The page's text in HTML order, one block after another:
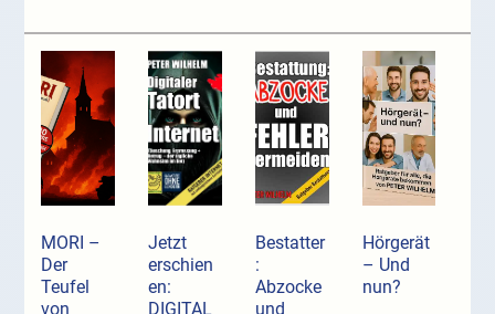
MORI –
Der
Teufel
von
Jetzt
erschien
en:
DIGITAL
Bestatter
:
Abzocke
und
Hörgerät
– Und
nun?